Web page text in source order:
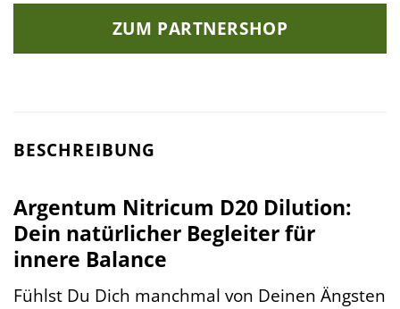
ZUM PARTNERSHOP
BESCHREIBUNG
Argentum Nitricum D20 Dilution:
Dein natürlicher Begleiter für
innere Balance
Fühlst Du Dich manchmal von Deinen Ängsten